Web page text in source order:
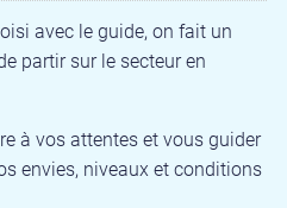
avec le guide, on fait un
partir sur le secteur en
à vos attentes et vous guider
envies, niveaux et conditions